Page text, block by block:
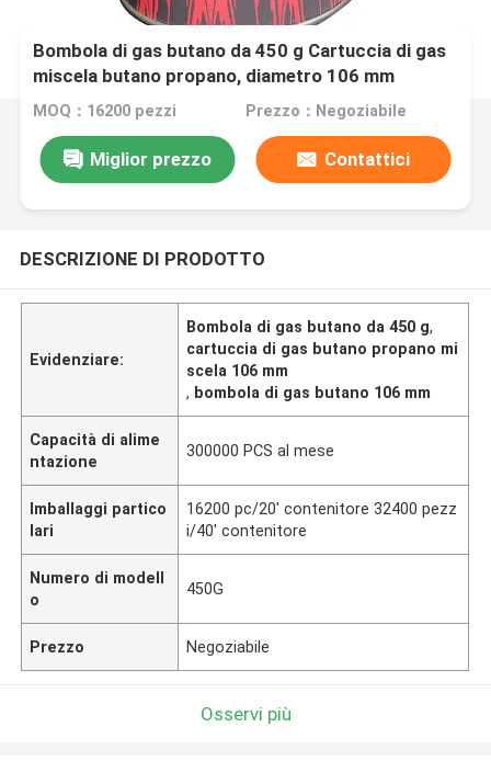
Bombola di gas butano da 450 g Cartuccia di gas
miscela butano propano, diametro 106 mm
MOQ：16200 pezzi Prezzo：Negoziabile
Miglior prezzo Contattici
DESCRIZIONE DI PRODOTTO
Evidenziare:
Bombola di gas butano da 450 g,
cartuccia di gas butano propano mi
scela 106 mm
, bombola di gas butano 106 mm
Capacità di alime
ntazione
300000 PCS al mese
Imballaggi partico
lari
16200 pc/20' contenitore 32400 pezz
i/40' contenitore
Numero di modell
o
450G
Prezzo Negoziabile
Osservi più